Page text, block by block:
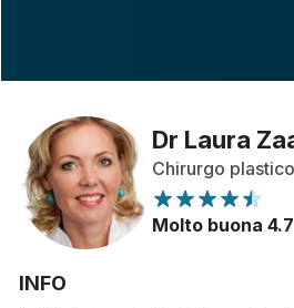
Dr Laura
Chirurgo
Molto buona 4.7
INFO